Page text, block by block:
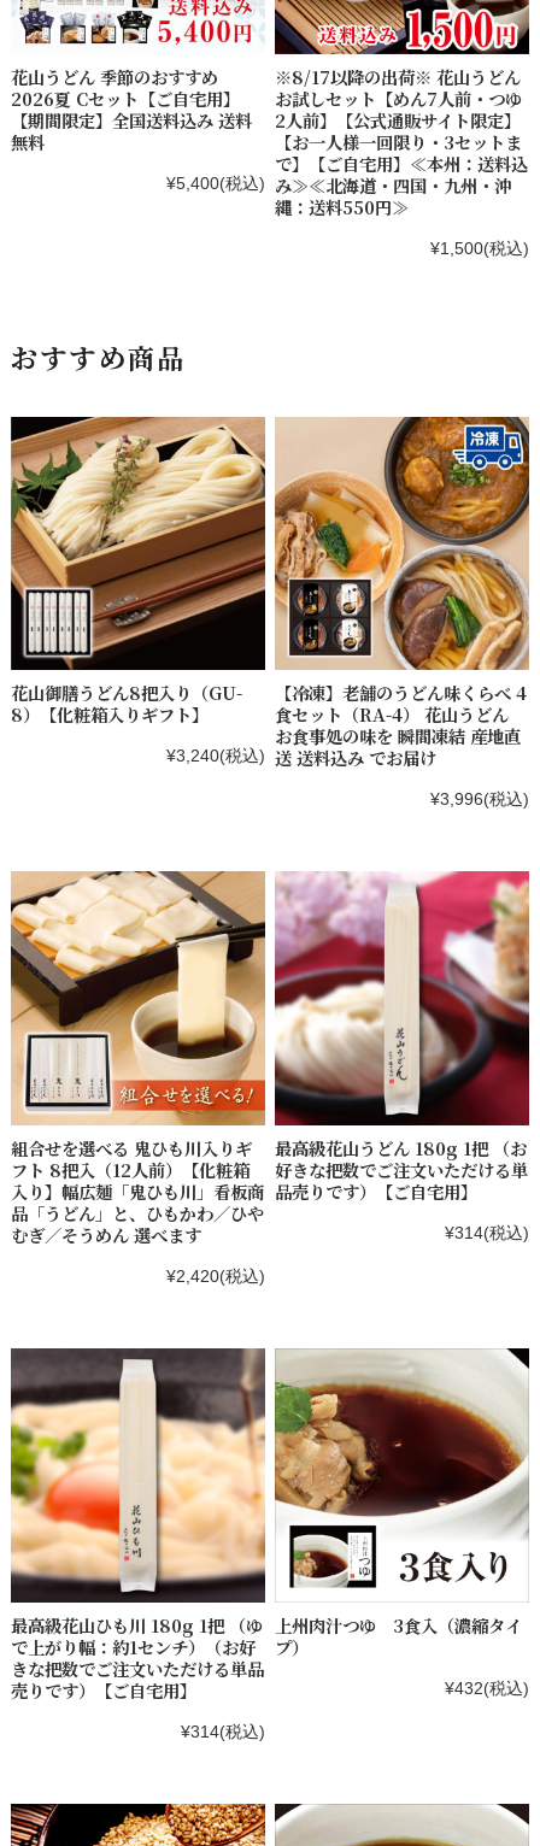
花山うどん 季節のおすすめ
2026夏 Cセット【ご自宅用】
【期間限定】全国送料込み 送料
無料
¥5,400(税込)
※8/17以降の出荷※ 花山うどん
お試しセット【めん7人前・つゆ
2人前】【公式通販サイト限定】
【お一人様一回限り・3セットま
で】【ご自宅用】≪本州：送料込
み≫≪北海道・四国・九州・沖
縄：送料550円≫
¥1,500(税込)
花山御膳うどん8把入り（GU-
8）【化粧箱入りギフト】
¥3,240(税込)
【冷凍】老舗のうどん味くらべ 4
食セット（RA-4） 花山うどん
お食事処の味を 瞬間凍結 産地直
送 送料込み でお届け
¥3,996(税込)
組合せを選べる 鬼ひも川入りギ
フト 8把入（12人前）【化粧箱
入り】幅広麺「鬼ひも川」看板商
品「うどん」と、ひもかわ／ひや
むぎ／そうめん 選べます
¥2,420(税込)
最高級花山うどん 180g 1把 （お
好きな把数でご注文いただける単
品売りです）【ご自宅用】
¥314(税込)
最高級花山ひも川 180g 1把 （ゆ
で上がり幅：約1センチ）（お好
きな把数でご注文いただける単品
売りです）【ご自宅用】
¥314(税込)
上州肉汁つゆ 3食入（濃縮タイ
プ）
¥432(税込)